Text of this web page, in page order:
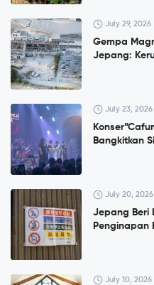
July 29, 2026
Gempa
Jepang:
July 23, 2026
Bangkitkan
July 20, 2026
Jepang Beri
Penginapan
July 10, 2026